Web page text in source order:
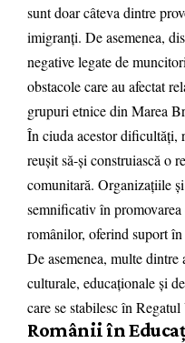
sunt doar câteva dintre
imigranți. De asemenea,
negative legate de
obstacole care au afectat
grupuri etnice din Marea
În ciuda acestor dificultăți,
reușit să-și construiască o
comunitară. Organizațiile
semnificativ în
românilor, oferind suport
De asemenea, multe dintre
culturale, educaționale și
care se stabilesc în
Românii în